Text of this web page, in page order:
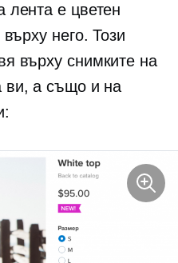
лента е цветен
върху него. Този
върху снимките на
ви, а също и на